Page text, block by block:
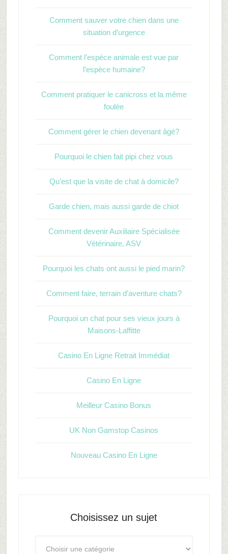
Comment sauver votre chien dans une
situation d’urgence
Comment l’espèce animale est vue par
l’espèce humaine?
Comment pratiquer le canicross et la même
foulée
Comment gérer le chien devenant âgé?
Pourquoi le chien fait pipi chez vous
Qu’est que la visite de chat à domicile?
Garde chien, mais aussi garde de chiot
Comment devenir Auxiliaire Spécialisée
Vétérinaire, ASV
Pourquoi les chats ont aussi le pied marin?
Comment faire, terrain d’aventure chats?
Pourquoi un chat pour ses vieux jours à
Maisons-Laffitte
Casino En Ligne Retrait Immédiat
Casino En Ligne
Meilleur Casino Bonus
UK Non Gamstop Casinos
Nouveau Casino En Ligne
Choisissez un sujet